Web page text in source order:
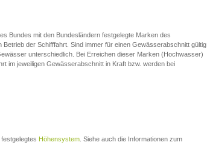
Bundes mit den Bundesländern festgelegte Marken des
der Schifffahrt. Sind immer für einen Gewässerabschnitt gültig.
unterschiedlich. Bei Erreichen dieser Marken (Hochwasser)
im jeweiligen Gewässerabschnitt in Kraft bzw. werden bei
Höhensystem . Siehe auch die Informationen zum